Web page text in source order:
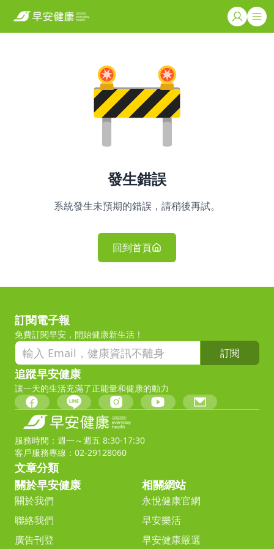
發生錯誤
系統發生未預期的錯誤，請稍後再試。
回到首頁
訂閱電子報
免費訂閱早安，開始健康新生活！
訂閱
追蹤早安健康
讓一天的生活充滿了正能量和健康的動力
服務時間：週一～週五 8:30-17:30
客戶服務專線：02-29128060
文章分類
關於早安健康
關於我們
聯絡我們
廣告刊登
相關網站
永悅健康官網
早安樂活
早安健康嚴選